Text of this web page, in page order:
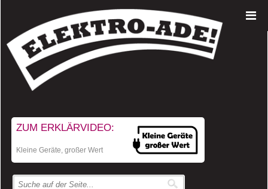
ZUM ERKLÄRVIDEO:
Kleine Geräte, großer Wert